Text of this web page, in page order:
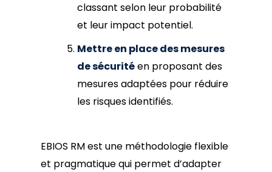
classant selon leur probabilité
et leur impact potentiel.
Mettre en place des mesures
de sécuritéen proposant des
mesures adaptées pour réduire
les risques identifiés.
EBIOS RM est une méthodologie flexible
et pragmatique qui permet d’adapter